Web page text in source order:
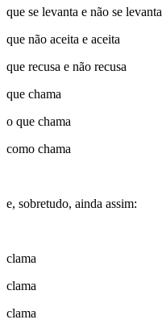
que se levanta e não se levanta
que não aceita e aceita
que recusa e não recusa
que chama
o que chama
como chama
e, sobretudo, ainda assim:
clama
clama
clama